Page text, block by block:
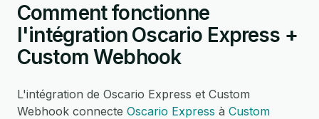
Comment fonctionne
l'intégration Oscario Express +
Custom Webhook
L'intégration de Oscario Express et Custom
Webhook connecte Oscario Express à Custom